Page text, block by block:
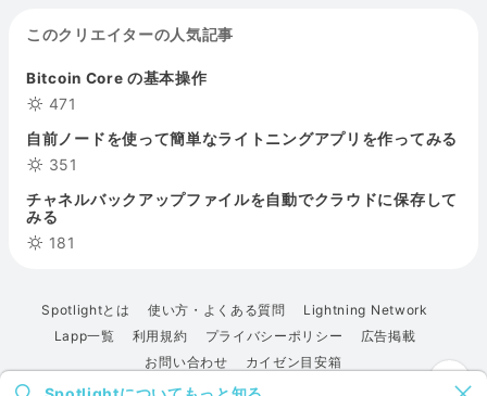
このクリエイターの人気記事
Bitcoin Core の基本操作
471
自前ノードを使って簡単なライトニングアプリを作ってみる
351
チャネルバックアップファイルを自動でクラウドに保存して
みる
181
Spotlightとは 使い方・よくある質問
Lightning Network
Lapp一覧
利用規約 プライバシーポリシー
広告掲載
お問い合わせ
カイゼン目安箱